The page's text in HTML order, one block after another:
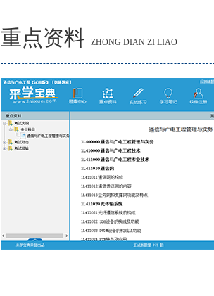
重点资料 ZHONG DIAN ZI LIAO